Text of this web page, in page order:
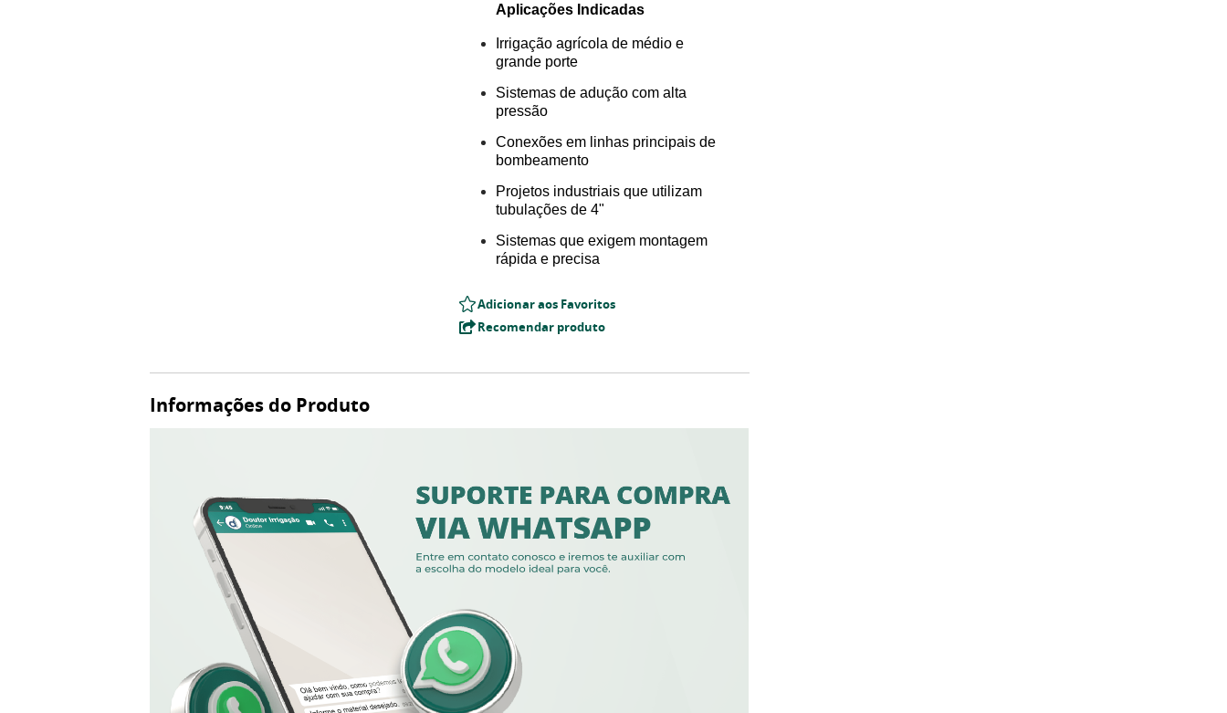
Aplicações Indicadas
Irrigação agrícola de médio e
grande porte
Sistemas de adução com alta
pressão
Conexões em linhas principais de
bombeamento
Projetos industriais que utilizam
tubulações de 4"
Sistemas que exigem montagem
rápida e precisa
Adicionar aos Favoritos
Recomendar produto
Informações do Produto